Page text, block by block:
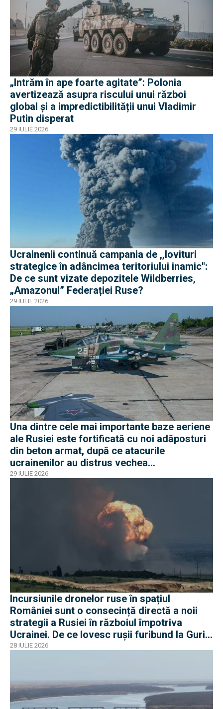
„Intrăm în ape foarte agitate”: Polonia
avertizează asupra riscului unui război
global și a impredictibilității unui Vladimir
Putin disperat
29 IULIE 2026
Ucrainenii continuă campania de ,,lovituri
strategice în adâncimea teritoriului inamic'':
De ce sunt vizate depozitele Wildberries,
„Amazonul” Federației Ruse?
29 IULIE 2026
Una dintre cele mai importante baze aeriene
ale Rusiei este fortificată cu noi adăposturi
din beton armat, după ce atacurile
ucrainenilor au distrus vechea
infrastructură de apărare
29 IULIE 2026
Incursiunile dronelor ruse în spațiul
României sunt o consecință directă a noii
strategii a Rusiei în războiul împotriva
Ucrainei. De ce lovesc rușii furibund la Gurile
Dunării
28 IULIE 2026